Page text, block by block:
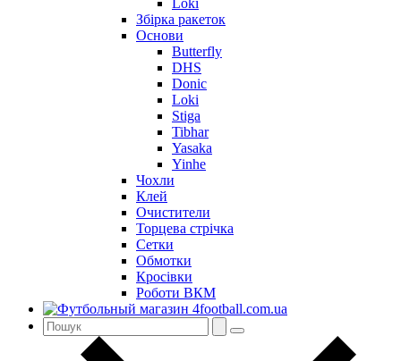
Збірка ракеток
Основи
Butterfly
DHS
Donic
Loki
Stiga
Tibhar
Yasaka
Yinhe
Чохли
Клей
Очистители
Торцева стрічка
Сетки
Обмотки
Кросівки
Роботи ВКМ